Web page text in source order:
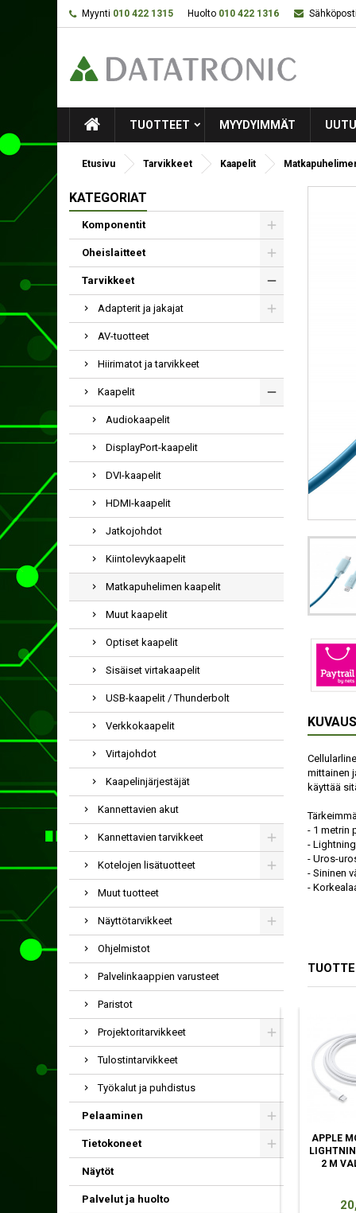
Myynti 010 422 1315 Huolto 010 422 1316
TUOTTEET MYYDYIMMÄT
Etusivu Tarvikkeet Kaapelit
KATEGORIAT
Komponentit
Oheislaitteet
Tarvikkeet
Adapterit ja jakajat
AV-tuotteet
Hiirimatot ja tarvikkeet
Kaapelit
Audiokaapelit
DisplayPort-kaapelit
DVI-kaapelit
HDMI-kaapelit
Jatkojohdot
Kiintolevykaapelit
Matkapuhelimen kaapelit
Muut kaapelit
Optiset kaapelit
Sisäiset virtakaapelit
USB-kaapelit / Thunderbolt
Verkkokaapelit
Virtajohdot
Kaapelinjärjestäjät
Kannettavien akut
Kannettavien tarvikkeet
Kotelojen lisätuotteet
Muut tuotteet
Näyttötarvikkeet
Ohjelmistot
Palvelinkaappien varusteet
Paristot
Projektoritarvikkeet
Tulostintarvikkeet
Työkalut ja puhdistus
Pelaaminen
Tietokoneet
Näytöt
Palvelut ja huolto
KUVAUS
mittainen
käyttää
- 1 metrin
-
- Uros-
- Sininen
-
APPLE MW2R3ZM/A
19,90 €
APPLE
2 M